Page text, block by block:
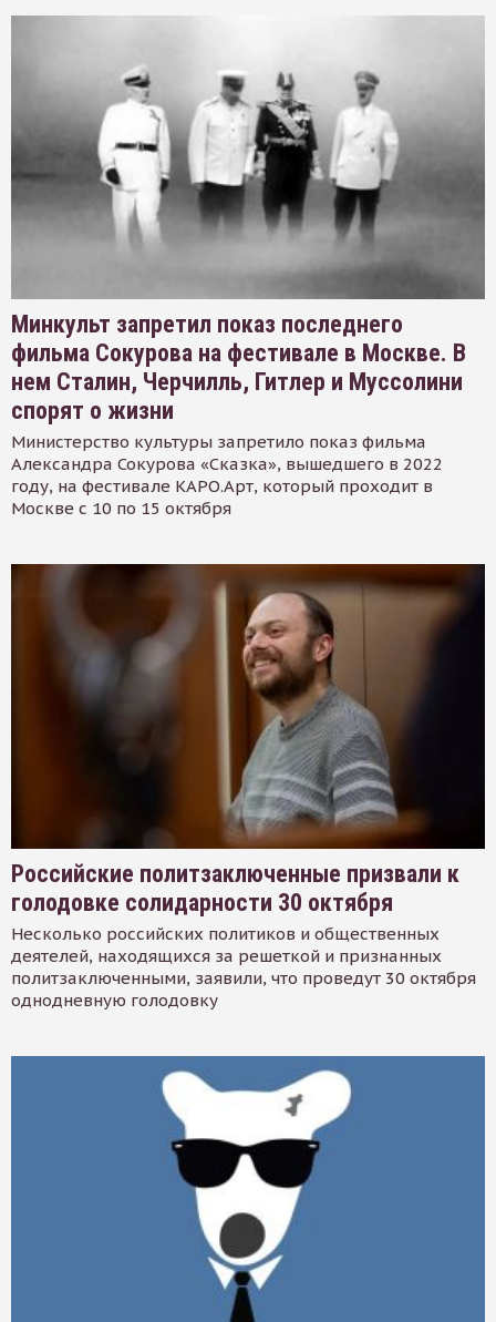
Минкульт запретил показ последнего
фильма Сокурова на фестивале в Москве. В
нем Сталин, Черчилль, Гитлер и Муссолини
спорят о жизни
Министерство культуры запретило показ фильма
Александра Сокурова «Сказка», вышедшего в 2022
году, на фестивале КАРО.Арт, который проходит в
Москве с 10 по 15 октября
Российские политзаключенные призвали к
голодовке солидарности 30 октября
Несколько российских политиков и общественных
деятелей, находящихся за решеткой и признанных
политзаключенными, заявили, что проведут 30 октября
однодневную голодовку